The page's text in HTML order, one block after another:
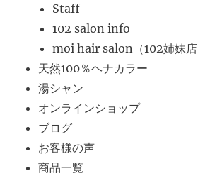
Staff
102 salon info
moi hair salon（102姉妹店
天然100％ヘナカラー
湯シャン
オンラインショップ
ブログ
お客様の声
商品一覧